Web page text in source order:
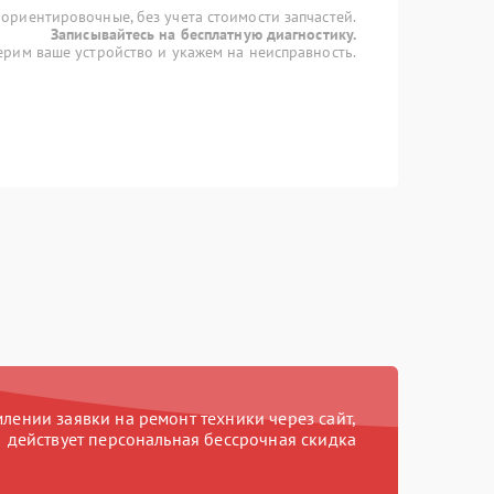
без учета стоимости запчастей.
Записывайтесь на бесплатную диагностику.
ваше устройство и укажем на неисправность.
заявки на ремонт техники через сайт,
действует персональная бессрочная скидка